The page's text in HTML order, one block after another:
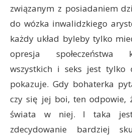
związanym z posiadaniem
do wózka inwalidzkiego
każdy układ byleby tylko
opresja społeczeństwa
wszystkich i seks jest tylko
pokazuje. Gdy bohaterka
czy się jej boi, ten odpowie,
świata w niej. I taka
zdecydowanie bardziej